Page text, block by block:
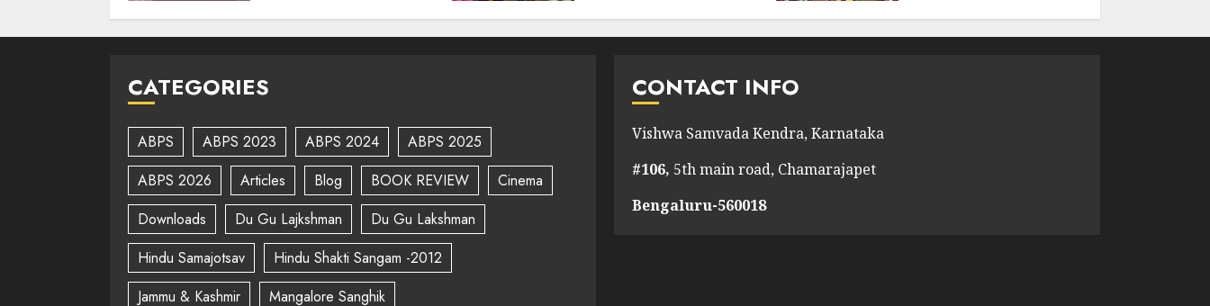
CATEGORIES
ABPS ABPS 2023 ABPS 2024
ABPS 2025
ABPS 2026
Articles Blog BOOK REVIEW
Cinema
Downloads
Du Gu Lajkshman
Du Gu Lakshman
Hindu Samajotsav
Hindu Shakti Sangam -2012
Jammu & Kashmir
Mangalore Sanghik
CONTACT INFO
Vishwa Samvada Kendra, Karnataka
#106, 5th main road, Chamarajapet
Bengaluru-560018